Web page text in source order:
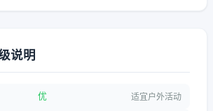
说明
优 适宜户外活动